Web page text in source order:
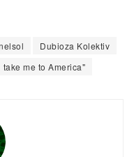
Dubioza Kolektiv
take me to America"